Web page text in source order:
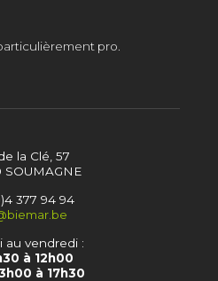
pro.
la Clé, 57
SOUMAGNE
377 94 94
au vendredi :
à 12h00
à 17h30